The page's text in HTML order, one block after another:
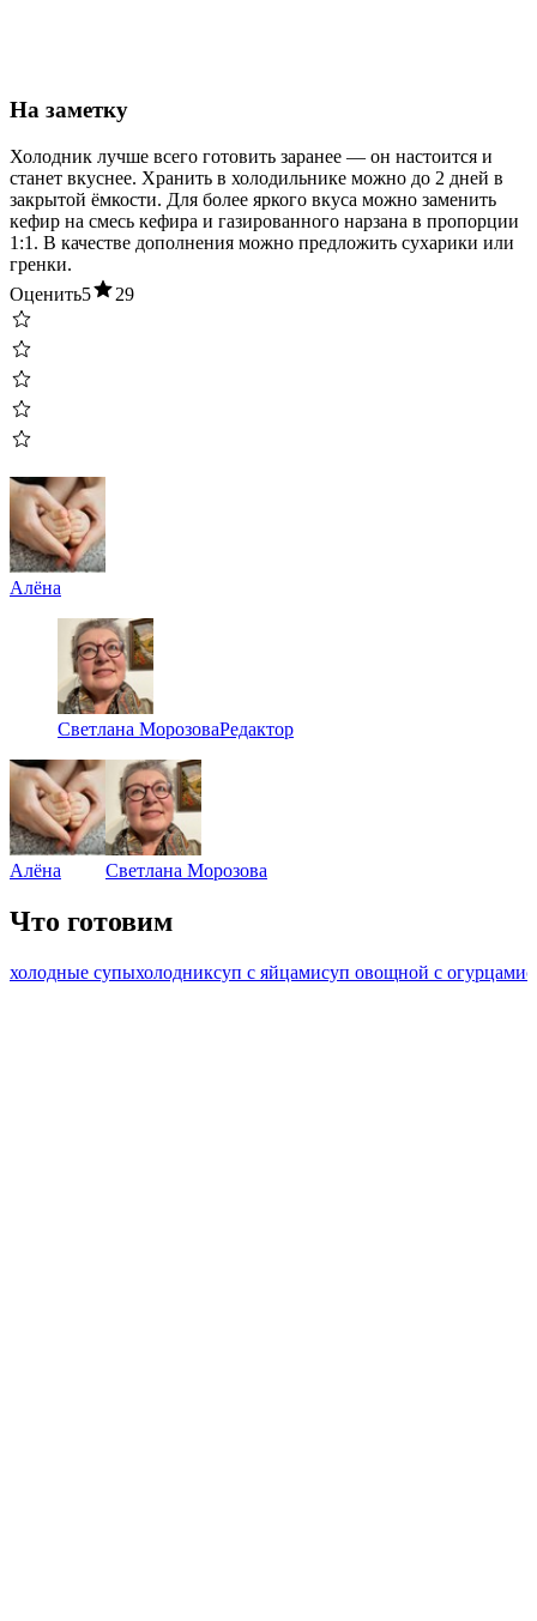
На заметку
Холодник лучше всего готовить заранее — он настоится и
станет вкуснее. Хранить в холодильнике можно до 2 дней в
закрытой ёмкости. Для более яркого вкуса можно заменить
кефир на смесь кефира и газированного нарзана в пропорции
1:1. В качестве дополнения можно предложить сухарики или
гренки.
Оценить5 29
Алёна
Светлана МорозоваРедактор
Алёна Светлана Морозова
Что готовим
холодные супыхолодниксуп с яйцамисуп овощной с огурцами